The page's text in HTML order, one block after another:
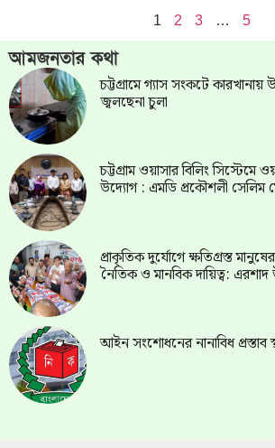
1 2 3 … 5
আমজনতার কথা
চট্টগ্রামে গ্যাস সংকটে
জ্বলছেনা চুলা
চট্টগ্রাম ওয়াসার বিলিং সিস্টেমে
উদ্যোগ : এমডি প্রকৌশলী
প্রাকৃতিক দুর্যোগে ক্ষতিগ্রস্ত
নৈতিক ও মানবিক দায়িত্ব: এরশাদ
আইন সংশোধনের নানাবিধ প্রস্তাব